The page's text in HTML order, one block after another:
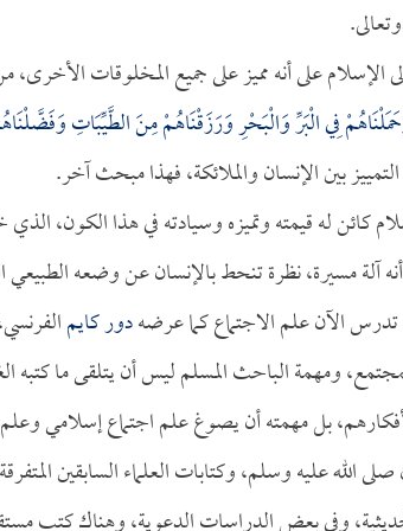
الإسلام على أنه مميز على جميع المخلوقات الأخرى،
فِي الْبَرِّ وَالْبَحْرِ وَرَزَقْنَاهُمْ مِنَ الطَّيِّبَاتِ
بين الإنسان والملائكة، فهذا مبحث آخر.
كائن له قيمته وتميزه وسيادته في هذا الكون، الذي
آلة مسيرة، نظرة تنحط بالإنسان عن وضعه الطبيعي
تدرس الآن علم الاجتماع كما عرضهدور كايم
ومهمة الباحث المسلم ليس أن يتلقى ما كتبه
لأفكارهم، بل مهمته أن يصوغ علم اجتماع إسلامي
الله عليه وسلم، وكتابات العلماء السابقين